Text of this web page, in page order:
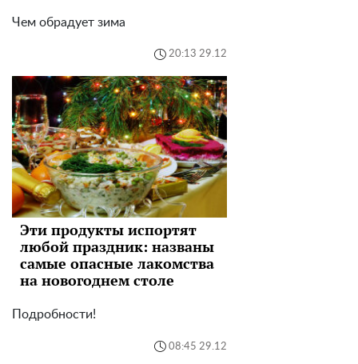
Чем обрадует зима
20:13 29.12
Эти продукты испортят
любой праздник: названы
самые опасные лакомства
на новогоднем столе
Подробности!
08:45 29.12